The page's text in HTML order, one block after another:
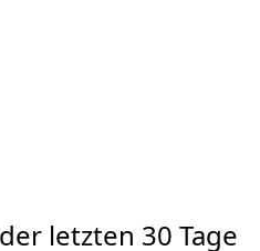
letzten 30 Tage